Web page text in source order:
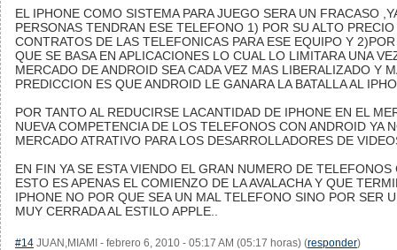
EL IPHONE COMO SISTEMA PARA JUEGO SERA UN FRACASO
PERSONAS TENDRAN ESE TELEFONO 1) POR SU ALTO
CONTRATOS DE LAS TELEFONICAS PARA ESE EQUIPO Y
QUE SE BASA EN APLICACIONES LO CUAL LO LIMITARA UNA
MERCADO DE ANDROID SEA CADA VEZ MAS LIBERALIZADO Y
PREDICCION ES QUE ANDROID LE GANARA LA BATALLA AL
POR TANTO AL REDUCIRSE LACANTIDAD DE IPHONE EN EL
NUEVA COMPETENCIA DE LOS TELEFONOS CON ANDROID YA
MERCADO ATRATIVO PARA LOS DESARROLLADORES DE
EN FIN YA SE ESTA VIENDO EL GRAN NUMERO DE TELEFONOS
ESTO ES APENAS EL COMIENZO DE LA AVALACHA Y QUE
IPHONE NO POR QUE SEA UN MAL TELEFONO SINO POR SER
MUY CERRADA AL ESTILO APPLE..
#14 JUAN,MIAMI - febrero 6, 2010 - 05:17 AM (05:17 horas) (responder)